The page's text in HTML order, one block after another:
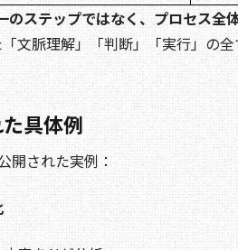
のステップではなく、プロセス全
文脈理解」「判断」「実行」の
具体例
開された実例：